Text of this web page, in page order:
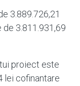
3.889.726,21
de 3.811.931,69
proiect este
lei cofinantare